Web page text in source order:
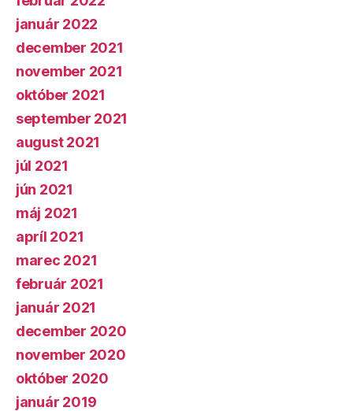
január 2022
december 2021
november 2021
október 2021
september 2021
august 2021
júl 2021
jún 2021
máj 2021
apríl 2021
marec 2021
február 2021
január 2021
december 2020
november 2020
október 2020
január 2019